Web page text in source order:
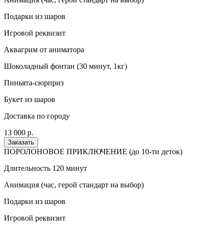
Подарки из шаров
Игровой реквизит
Аквагрим от аниматора
Шоколадный фонтан (30 минут, 1кг)
Пиньята-сюрприз
Букет из шаров
Доставка по городу
13 000 р.
Заказать
ПОРОЛОНОВОЕ ПРИКЛЮЧЕНИЕ (до 10-ти деток)
Длительность 120 минут
Анимация (час, герой стандарт на выбор)
Подарки из шаров
Игровой реквизит